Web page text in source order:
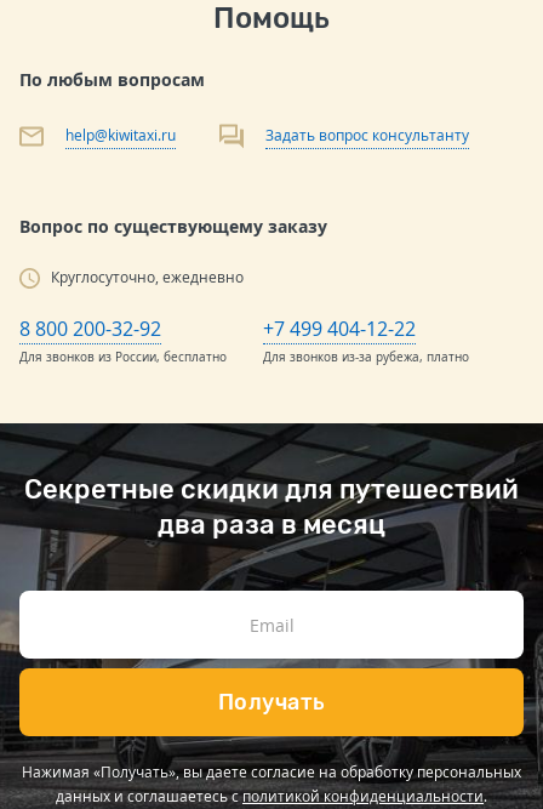
Помощь
По любым вопросам
help@kiwitaxi.ru Задать вопрос консультанту
Вопрос по существующему заказу
Круглосуточно, ежедневно
8 800 200-32-92
Для звонков из России, бесплатно
+7 499 404-12-22
Для звонков из-за рубежа, платно
Секретные скидки для путешествий
два раза в месяц
Получать
Нажимая «Получать», вы даете согласие на обработку персональных
данных и соглашаетесь сполитикой конфиденциальности.